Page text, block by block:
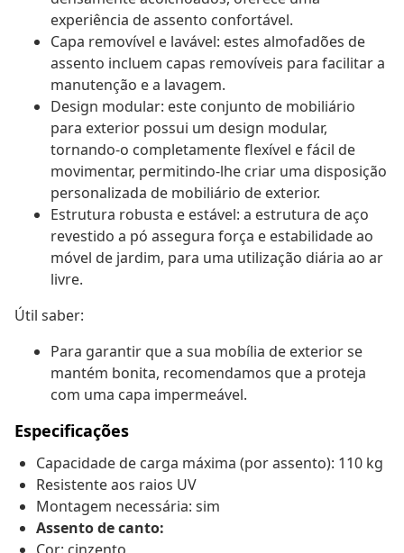
experiência de assento confortável.
Capa removível e lavável: estes almofadões de
assento incluem capas removíveis para facilitar a
manutenção e a lavagem.
Design modular: este conjunto de mobiliário
para exterior possui um design modular,
tornando-o completamente flexível e fácil de
movimentar, permitindo-lhe criar uma disposição
personalizada de mobiliário de exterior.
Estrutura robusta e estável: a estrutura de aço
revestido a pó assegura força e estabilidade ao
móvel de jardim, para uma utilização diária ao ar
livre.
Útil saber:
Para garantir que a sua mobília de exterior se
mantém bonita, recomendamos que a proteja
com uma capa impermeável.
Especificações
Capacidade de carga máxima (por assento): 110 kg
Resistente aos raios UV
Montagem necessária: sim
Assento de canto: